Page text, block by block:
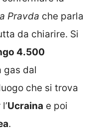
Pravda che parla
da chiarire. Si
4.500
gas dal
che si trova
Ucraina e poi
.